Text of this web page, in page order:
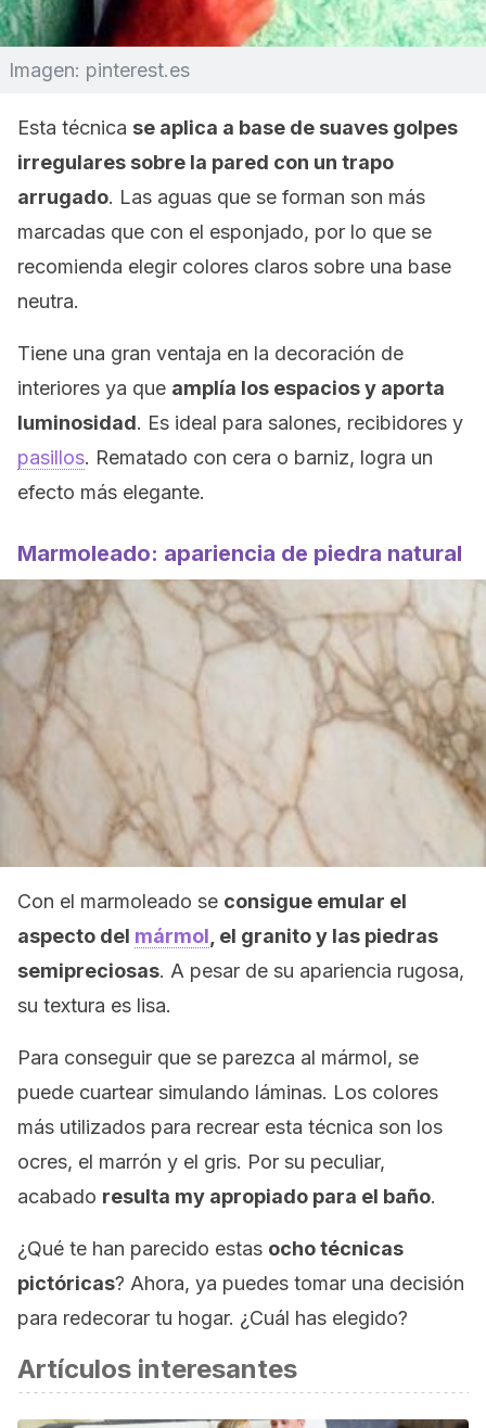
Imagen: pinterest.es
Esta técnica se aplica a base de suaves golpes
irregulares sobre la pared con un trapo
arrugado. Las aguas que se forman son más
marcadas que con el esponjado, por lo que se
recomienda elegir colores claros sobre una base
neutra.
Tiene una gran ventaja en la decoración de
interiores ya que amplía los espacios y aporta
luminosidad. Es ideal para salones, recibidores y
pasillos. Rematado con cera o barniz, logra un
efecto más elegante.
Marmoleado: apariencia de piedra natural
Con el marmoleado se consigue emular el
aspecto del mármol , el granito y las piedras
semipreciosas. A pesar de su apariencia rugosa,
su textura es lisa.
Para conseguir que se parezca al mármol, se
puede cuartear simulando láminas. Los colores
más utilizados para recrear esta técnica son los
ocres, el marrón y el gris. Por su peculiar,
acabado resulta my apropiado para el baño.
¿Qué te han parecido estas ocho técnicas
pictóricas? Ahora, ya puedes tomar una decisión
para redecorar tu hogar. ¿Cuál has elegido?
Artículos interesantes